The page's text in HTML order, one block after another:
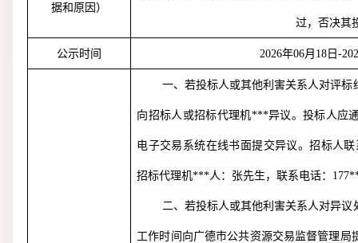
据和原因）
过，否决其
公示时间 2026年06月 18 日 -
一、若投标人或其他利害关系人对评
向招标人或招标代理机***异议。投标人应
电子交易系统在线书面提交异议。招标人
招标代理机***人：张先生，联系电话：
二、若投标人或其他利害关系人对异
工作时间向广德市公共资源交易监督管理